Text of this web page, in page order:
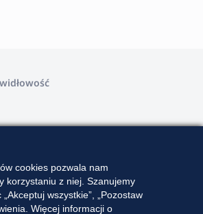
cookies pozwala nam
korzystaniu z niej. Szanujemy
wszystkie”, „Pozostaw
Więcej informacji o